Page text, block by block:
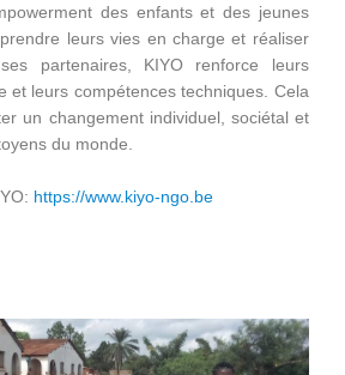
des enfants et des jeunes
leurs vies en charge et réaliser
partenaires, KIYO renforce leurs
et leurs compétences techniques. Cela
un changement individuel, sociétal et
du monde.
https://www.kiyo-ngo.be